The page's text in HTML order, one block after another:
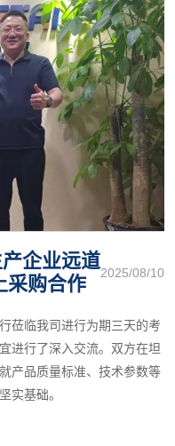
企业远道
采购合作
2025/08/10
莅临我司进行为期三天的考
进行了深入交流。双方在坦
产品质量标准、技术参数等
实基础。